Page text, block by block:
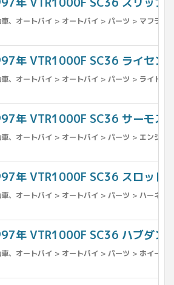
車、オートバイ > オートバイ > パーツ > マフラー
年 VTR1000F SC36 ライセン
車、オートバイ > オートバイ > パーツ > ライト
年 VTR1000F SC36 サーモス
車、オートバイ > オートバイ > パーツ > エンジン
年 VTR1000F SC36 スロット
車、オートバイ > オートバイ > パーツ > ハーネス
年 VTR1000F SC36 ハブダン
車、オートバイ > オートバイ > パーツ > ホイール